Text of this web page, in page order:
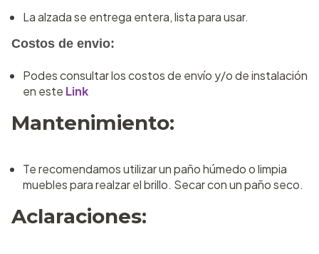
La alzada se entrega entera, lista para usar.
Costos de envio:
Podes consultar los costos de envío y/o de instalación
en este Link
Mantenimiento:
Te recomendamos utilizar un paño húmedo o limpia
muebles para realzar el brillo. Secar con un paño seco.
Aclaraciones: